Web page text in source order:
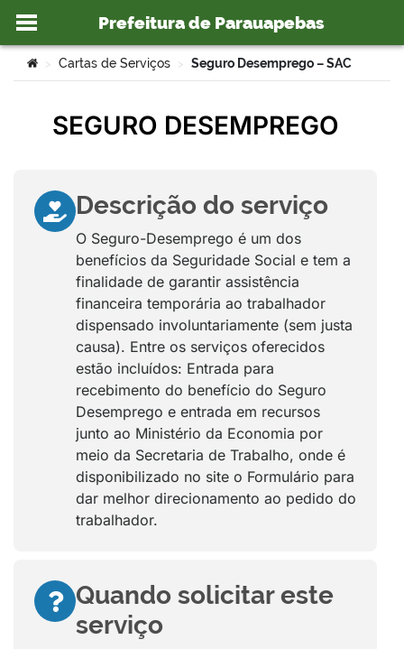
Ir para o conteúdo
Prefeitura de Parauapebas
Você está aqui:
> Cartas de Serviços > Seguro Desemprego – SAC
SEGURO DESEMPREGO
Descrição do serviço
O Seguro-Desemprego é um dos
benefícios da Seguridade Social e tem a
finalidade de garantir assistência
financeira temporária ao trabalhador
dispensado involuntariamente (sem justa
causa). Entre os serviços oferecidos
estão incluídos: Entrada para
recebimento do benefício do Seguro
Desemprego e entrada em recursos
junto ao Ministério da Economia por
meio da Secretaria de Trabalho, onde é
disponibilizado no site o Formulário para
dar melhor direcionamento ao pedido do
trabalhador.
Quando solicitar este
serviço